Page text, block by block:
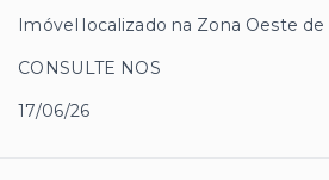
Imóvel localizado na Zona Oeste de
CONSULTE NOS
17/06/26